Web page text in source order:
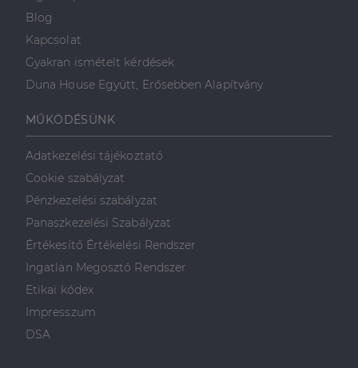
Blog
Kapcsolat
Gyakran ismételt kérdések
Duna House Együtt, Erősebben Alapítvány
MŰKÖDÉSÜNK
Adatkezelési tájékoztató
Cookie szabályzat
Pénzkezelési szabályzat
Panaszkezelési Szabályzat
Értékesítő Értékelési Rendszer
Ingatlan Megosztó Rendszer
Etikai kódex
Impresszum
DSA